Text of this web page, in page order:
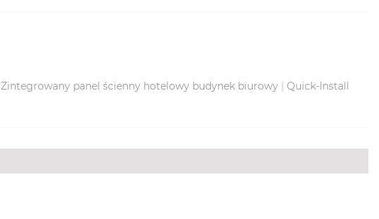
Zintegrowany panel ścienny hotelowy budynek biurowy | Quick-Install